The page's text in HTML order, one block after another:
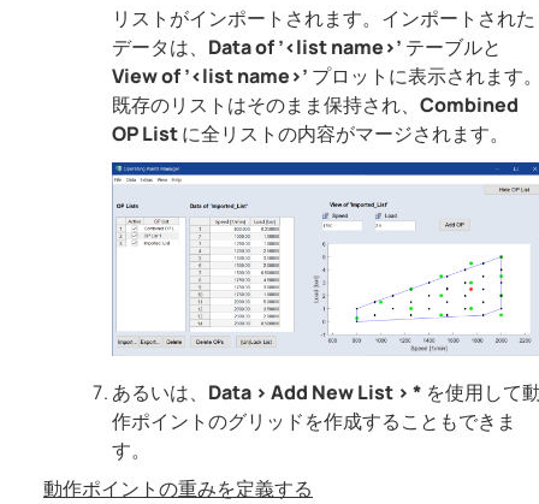
リストがインポートされます。インポートされた
データは、 Data of ’<list name>’ テーブルと
View of ’<list name>’ プロットに表示されます
既存のリストはそのまま保持され、 Combined
OP Listに全リストの内容がマージされます。
あるいは、 Data > Add New List > * を使用して
作ポイントのグリッドを作成することもできま
す。
動作ポイントの重みを定義する